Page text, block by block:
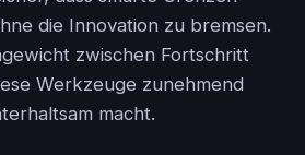
die Innovation zu bremsen.
zwischen Fortschritt
Werkzeuge zunehmend
macht.